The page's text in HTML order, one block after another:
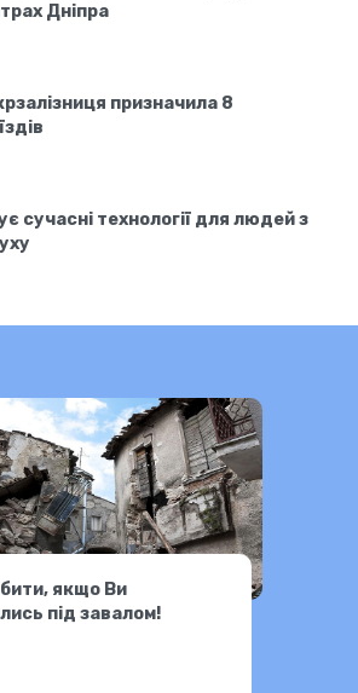
Дніпра
призначила 8
сучасні технології для людей з
якщо Ви
під завалом!